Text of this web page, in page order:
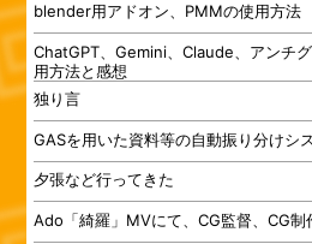
blender用アドオン、PMMの使用方法
ChatGPT、Gemini、Claude、アンチ
用方法と感想
独り言
GASを用いた資料等の自動振り分けシ
夕張など行ってきた
Ado「綺羅」MVにて、CG監督、CG制